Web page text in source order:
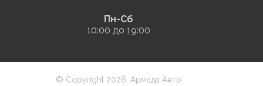
Пн-Сб
10:00 до 19:00
© Copyright 2026. Армада Авто